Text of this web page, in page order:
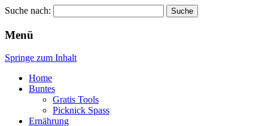
Pinkies
Suche nach:
Menü
Springe zum Inhalt
Home
Buntes
Gratis Tools
Picknick Spass
Ernährung